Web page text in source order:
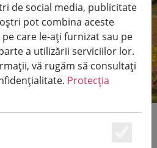
seine
de social media, publicitate
pot combina aceste
care le-ați furnizat sau pe
a utilizării serviciilor lor.
vă rugăm să consultați
Protecția